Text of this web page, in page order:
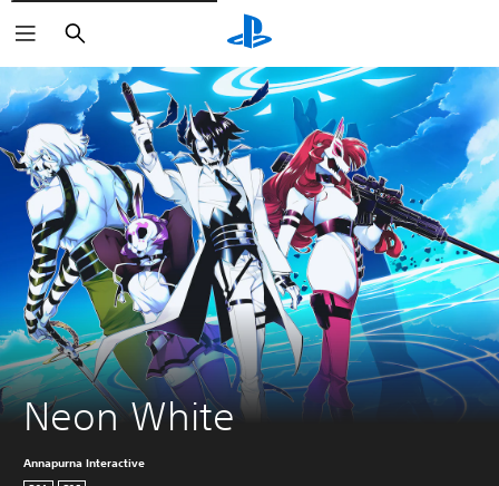
Buscar
Neon White
Annapurna Interactive